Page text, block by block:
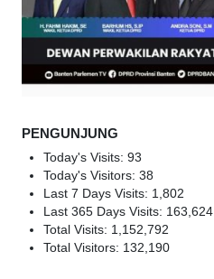
PENGUNJUNG
Today's Visits: 93
Today's Visitors: 38
Last 7 Days Visits: 1,802
Last 365 Days Visits: 163,624
Total Visits: 1,152,792
Total Visitors: 132,190